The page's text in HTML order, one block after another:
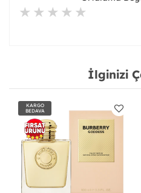
İlginizi
KARGO
BEDAVA